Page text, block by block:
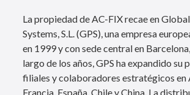
La propiedad de AC-FIX recae en
Systems, S.L. (GPS), una empresa
en 1999 y con sede central en
largo de los años, GPS ha expandido su
filiales y colaboradores estratégicos en
Francia, España, Chile y China. La